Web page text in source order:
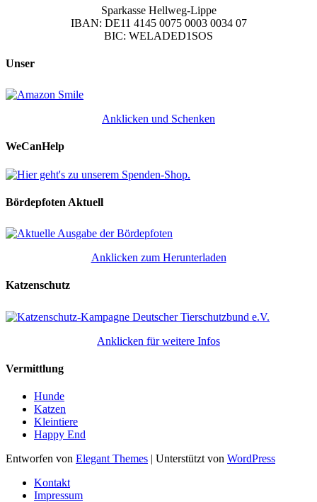
Sparkasse Hellweg-Lippe
IBAN: DE11 4145 0075 0003 0034 07
BIC: WELADED1SOS
Unser
Anklicken und Schenken
WeCanHelp
Bördepfoten Aktuell
Anklicken zum Herunterladen
Katzenschutz
Anklicken für weitere Infos
Vermittlung
Hunde
Katzen
Kleintiere
Happy End
Entworfen von Elegant Themes | Unterstützt von WordPress
Kontakt
Impressum